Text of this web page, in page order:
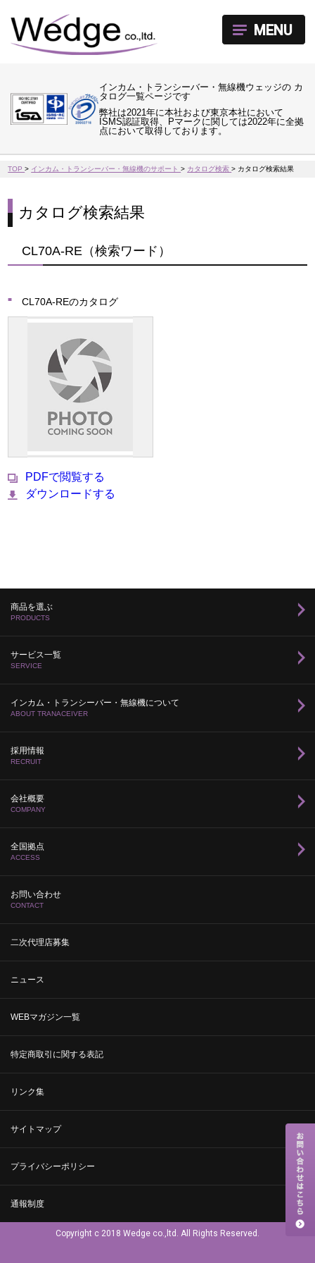
インカム・トランシーバー・無線機ウェッジの カ
タログ一覧ページです
弊社は2021年に本社および東京本社において
ISMS認証取得、Pマークに関しては2022年に全拠
点において取得しております。
MENU
TOP> インカム・トランシーバー・無線機のサポート> カタログ検索> カタログ検索結果
カタログ検索結果
CL70A-RE（検索ワード）
CL70A-REのカタログ
PDFで閲覧する
ダウンロードする
商品を選ぶ
PRODUCTS
サービス一覧
SERVICE
インカム・トランシーバー・無線機について
ABOUT TRANACEIVER
採用情報
RECRUIT
会社概要
COMPANY
全国拠点
ACCESS
お問い合わせ
CONTACT
二次代理店募集
ニュース
WEBマガジン一覧
特定商取引に関する表記
リンク集
サイトマップ
プライバシーポリシー
通報制度
Copyright c 2018 Wedge co.,ltd. All Rights Reserved.